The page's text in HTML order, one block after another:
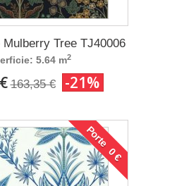
Mulberry Tree TJ40006
5.64 m2
163,35 € -21%
Porte 0 €